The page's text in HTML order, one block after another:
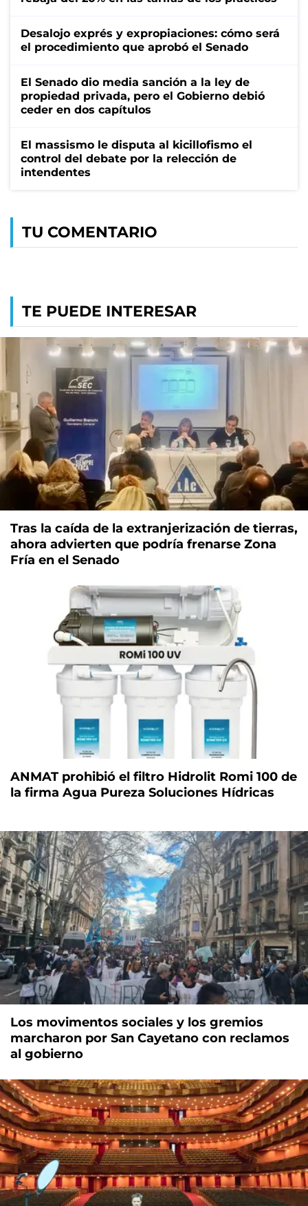
Desalojo exprés y expropiaciones: cómo será
el procedimiento que aprobó el Senado
El Senado dio media sanción a la ley de
propiedad privada, pero el Gobierno debió
ceder en dos capítulos
El massismo le disputa al kicillofismo el
control del debate por la relección de
intendentes
TU COMENTARIO
TE PUEDE INTERESAR
Tras la caída de la extranjerización de tierras,
ahora advierten que podría frenarse Zona
Fría en el Senado
ANMAT prohibió el filtro Hidrolit Romi 100 de
la firma Agua Pureza Soluciones Hídricas
Los movimentos sociales y los gremios
marcharon por San Cayetano con reclamos
al gobierno